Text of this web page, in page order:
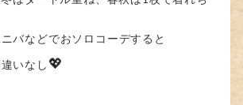
バなどでおソロコーデすると
いなし 💖